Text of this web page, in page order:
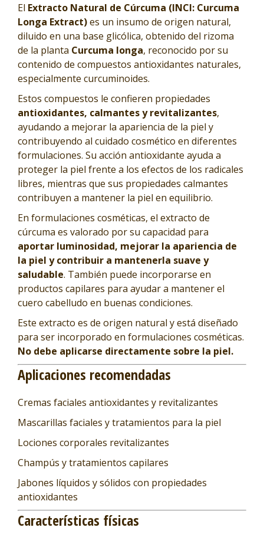
El Extracto Natural de Cúrcuma (INCI: Curcuma
Longa Extract)es un insumo de origen natural,
diluido en una base glicólica, obtenido del rizoma
de la planta Curcuma longa, reconocido por su
contenido de compuestos antioxidantes naturales,
especialmente curcuminoides.
Estos compuestos le confieren propiedades
antioxidantes, calmantes y revitalizantes,
ayudando a mejorar la apariencia de la piel y
contribuyendo al cuidado cosmético en diferentes
formulaciones. Su acción antioxidante ayuda a
proteger la piel frente a los efectos de los radicales
libres, mientras que sus propiedades calmantes
contribuyen a mantener la piel en equilibrio.
En formulaciones cosméticas, el extracto de
cúrcuma es valorado por su capacidad para
aportar luminosidad, mejorar la apariencia de
la piel y contribuir a mantenerla suave y
saludable. También puede incorporarse en
productos capilares para ayudar a mantener el
cuero cabelludo en buenas condiciones.
Este extracto es de origen natural y está diseñado
para ser incorporado en formulaciones cosméticas.
No debe aplicarse directamente sobre la piel.
Aplicaciones recomendadas
Cremas faciales antioxidantes y revitalizantes
Mascarillas faciales y tratamientos para la piel
Lociones corporales revitalizantes
Champús y tratamientos capilares
Jabones líquidos y sólidos con propiedades
antioxidantes
Características físicas